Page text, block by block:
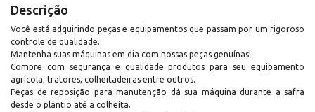
Descrição
Você está adquirindo peças e equipamentos que passam por um rigoroso
controle de qualidade.
Mantenha suas máquinas em dia com nossas peças genuínas!
Compre com segurança e qualidade produtos para seu equipamento
agrícola, tratores, colheitadeiras entre outros.
Peças de reposição para manutenção dá sua máquina durante a safra
desde o plantio até a colheita.